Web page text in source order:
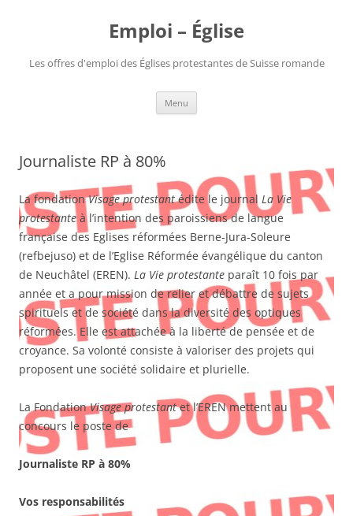
Emploi – Église
Les offres d'emploi des Églises protestantes de Suisse romande
Menu
Journaliste RP à 80%
La fondationVisage protestantédite le journal La Vie
protestanteà l’intention des paroissiens de langue
française des Eglises réformées Berne-Jura-Soleure
(refbejuso) et de l’Eglise Réformée évangélique du canton
de Neuchâtel (EREN). La Vie protestante paraît 10 fois par
année et a pour mission de relier et débattre de sujets
spirituels et de société dans la diversité des optiques
réformées. Elle est attachée à la liberté de pensée et de
croyance. Sa volonté consiste à valoriser des projets qui
proposent une société solidaire et plurielle.
La FondationVisage protestantet l’EREN mettent au
concours le poste de
Journaliste RP à 80%
Vos responsabilités